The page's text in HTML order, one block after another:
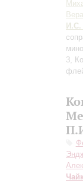
И.С.
3,